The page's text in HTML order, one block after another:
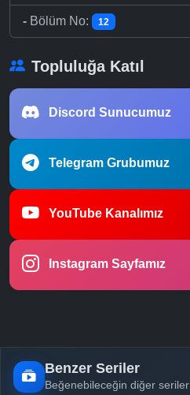
- Bölüm No: 12
Topluluğa Katıl
Discord Sunucumuz
Telegram Grubumuz
YouTube Kanalımız
Instagram Sayfamız
Benzer Seriler
Beğenebileceğin diğer seriler